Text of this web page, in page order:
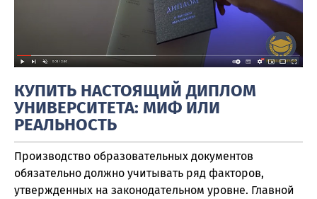
КУПИТЬ НАСТОЯЩИЙ ДИПЛОМ
УНИВЕРСИТЕТА: МИФ ИЛИ
РЕАЛЬНОСТЬ
Производство образовательных документов
обязательно должно учитывать ряд факторов,
утвержденных на законодательном уровне. Главной